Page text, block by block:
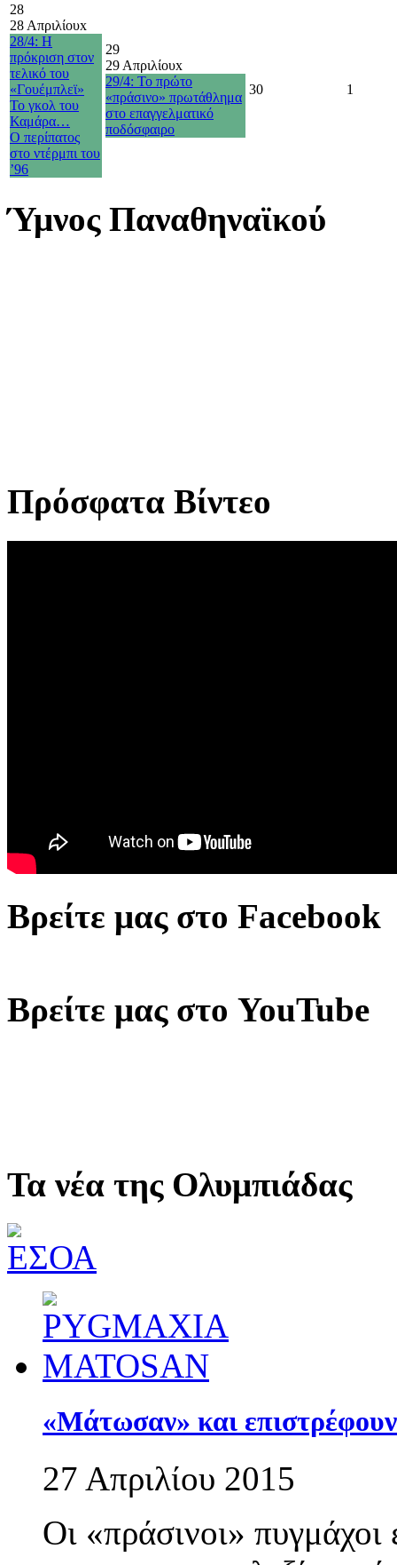
28
28 Απριλίουx
28/4: Η
πρόκριση στον
τελικό του
«Γουέμπλεϊ»
Το γκολ του
Καμάρα…
O περίπατος
στο ντέρμπι του
’96
29
29 Απριλίουx
29/4: Το πρώτο
«πράσινο» πρωτάθλημα
στο επαγγελματικό
ποδόσφαιρο
30 1
Ύμνος Παναθηναϊκού
Πρόσφατα Βίντεο
Βρείτε μας στο Facebook
Βρείτε μας στο YouTube
Τα νέα της Ολυμπιάδας
«Μάτωσαν» και
27 Απριλίου 2015
Οι «πράσινοι»